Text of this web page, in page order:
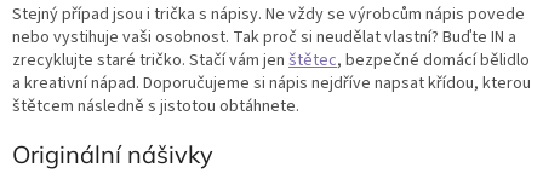
Stejný případ jsou i trička s nápisy. Ne vždy se výrobcům nápis povede
nebo vystihuje vaši osobnost. Tak proč si neudělat vlastní? Buďte IN a
zrecyklujte staré tričko. Stačí vám jen štětec, bezpečné domácí bělidlo
a kreativní nápad. Doporučujeme si nápis nejdříve napsat křídou, kterou
štětcem následně s jistotou obtáhnete.
Originální nášivky